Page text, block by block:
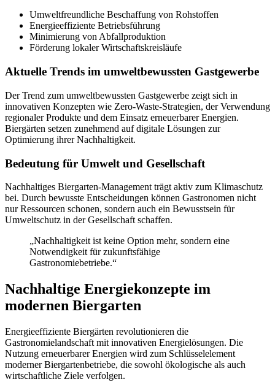
Umweltfreundliche Beschaffung von Rohstoffen
Energieeffiziente Betriebsführung
Minimierung von Abfallproduktion
Förderung lokaler Wirtschaftskreisläufe
Aktuelle Trends im umweltbewussten Gastgewerbe
Der Trend zum umweltbewussten Gastgewerbe zeigt sich in
innovativen Konzepten wie Zero-Waste-Strategien, der Verwendung
regionaler Produkte und dem Einsatz erneuerbarer Energien.
Biergärten setzen zunehmend auf digitale Lösungen zur
Optimierung ihrer Nachhaltigkeit.
Bedeutung für Umwelt und Gesellschaft
Nachhaltiges Biergarten-Management trägt aktiv zum Klimaschutz
bei. Durch bewusste Entscheidungen können Gastronomen nicht
nur Ressourcen schonen, sondern auch ein Bewusstsein für
Umweltschutz in der Gesellschaft schaffen.
„Nachhaltigkeit ist keine Option mehr, sondern eine
Notwendigkeit für zukunftsfähige
Gastronomiebetriebe.“
Nachhaltige Energiekonzepte im
modernen Biergarten
Energieeffiziente Biergärten revolutionieren die
Gastronomielandschaft mit innovativen Energielösungen. Die
Nutzung erneuerbarer Energien wird zum Schlüsselelement
moderner Biergartenbetriebe, die sowohl ökologische als auch
wirtschaftliche Ziele verfolgen.